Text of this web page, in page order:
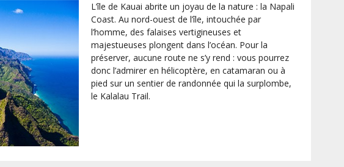
L’île de Kauai abrite un joyau de la nature : la Napali
Coast. Au nord-ouest de l’île, intouchée par
l’homme, des falaises vertigineuses et
majestueuses plongent dans l’océan. Pour la
préserver, aucune route ne s’y rend : vous pourrez
donc l’admirer en hélicoptère, en catamaran ou à
pied sur un sentier de randonnée qui la surplombe,
le Kalalau Trail.